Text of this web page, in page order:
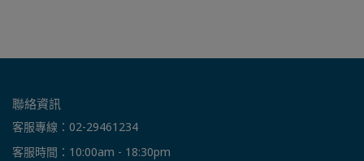
聯絡資訊
客服專線：02-29461234
客服時間：10:00am - 18:30pm